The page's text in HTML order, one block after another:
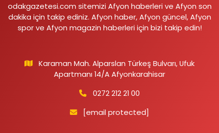
odakgazetesi.com sitemizi Afyon haberleri ve Afyon son
dakika için takip ediniz. Afyon haber, Afyon güncel, Afyon
spor ve Afyon magazin haberleri için bizi takip edin!
Karaman Mah. Alparslan Türkeş Bulvarı, Ufuk
Apartmanı 14/A Afyonkarahisar
0272 212 21 00
[email protected]